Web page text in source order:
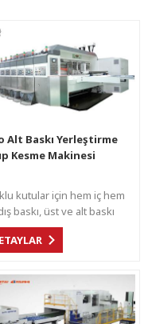
Alt Baskı Yerleştirme
Kesme Makinesi
kutular için hem iç hem
baskı, üst ve alt baskı
renkli flekso baskı